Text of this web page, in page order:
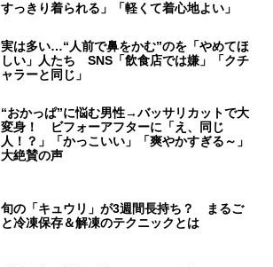
すっきり着られる」「軽くて着心地よい」
実は多い…“人前で鼻をかむ”のを「やめてほ
しい」人たち SNS「飲食店では嫌」「クチ
ャラーと同じ」
“おかっぱ”に悩む男性→バッサリカットで大
変身！ ビフォーアフターに「え、同じ
人！？」「かっこいい」「爽やかすぎる～」
大絶賛の声
旬の「キュウリ」が3週間長持ち？ まるご
と冷凍保存＆解凍のテクニックとは